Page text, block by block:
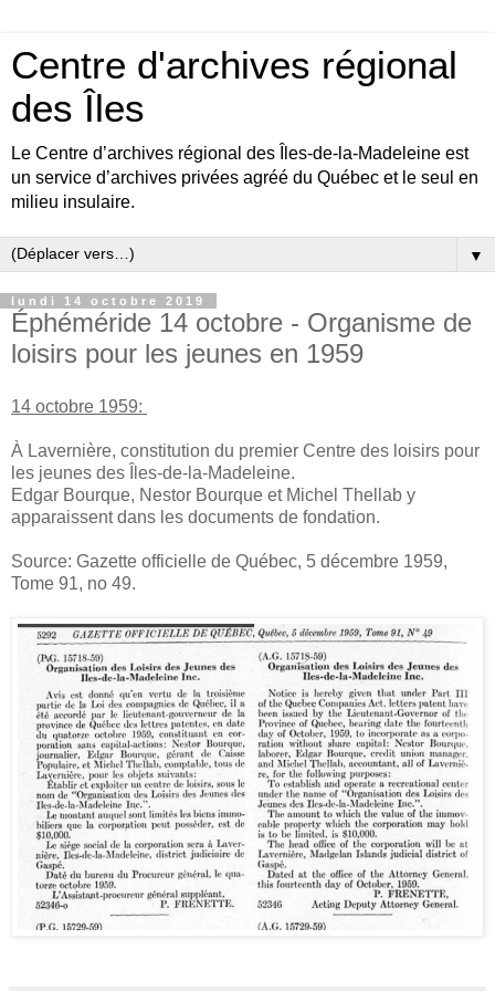
Centre d'archives régional
des Îles
Le Centre d’archives régional des Îles-de-la-Madeleine est
un service d’archives privées agréé du Québec et le seul en
milieu insulaire.
▼
lundi 14 octobre 2019
Éphéméride 14 octobre - Organisme de
loisirs pour les jeunes en 1959
14 octobre 1959:
À Lavernière, constitution du premier Centre des loisirs pour
les jeunes des Îles-de-la-Madeleine.
Edgar Bourque, Nestor Bourque et Michel Thellab y
apparaissent dans les documents de fondation.
Source: Gazette officielle de Québec, 5 décembre 1959,
Tome 91, no 49.